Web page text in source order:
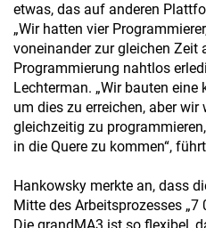
etwas, das auf anderen
„Wir hatten vier
voneinander zur gleichen Zeit
Programmierung nahtlos
Lechterman. „Wir bauten
um dies zu erreichen, aber wir
gleichzeitig zu
in die Quere zu kommen“,
Hankowsky merkte an, dass
Mitte des Arbeitsprozesses